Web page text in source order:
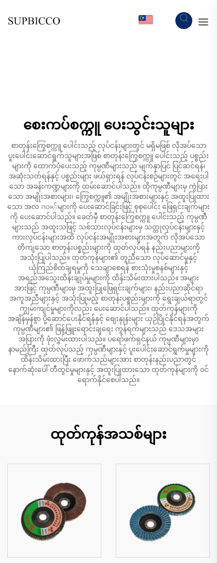
စေးကပ်စက္ကူ ပေးသွင်းသူများ
စာတုန်းကြွေစက္ကူ ပေါင်းသည့် လုပ်ငန်းများတွင် မရှိမဖြစ် လိုအပ်သော
ပူးပေါင်းဆောင်ရွက်သူများအဖြစ် စာတုန်းကြွေစက္ကူ ပေါင်းသည့် ပစ္စည်း
များကို ထောက်ပံ့ပေးသည့် ကုမ္ပဏီများသည် မျက်နှာပြင် ပြင်ဆင်ရန်၊
အဆုံးသတ်ရန်နှင့် ပစ္စည်းများ ဖယ်ရှားရန် လုပ်ငန်းစဉ်များတွင် အရေးပါ
သော အခန်းကဏ္ဍများကို ထမ်းဆောင်ပါသည်။ ထိုကုမ္ပဏီများမှ ကွဲပြား
သော အမျိုးအစားများ၊ ကြွေစက္ကူ၏ အမျိုးအစားများနှင့် အထူးပြုထား
သော အလ пок်များကို ပေးဆောင်ခြင်းဖြင့် စုစုပေါင်း ဖြေရှင်းချက်များ
ကို ပေးဆောင်ပါသည်။ ခေတ်မှီ စာတုန်းကြွေစက္ကူ ပေါင်းသည့် ကုမ္ပဏီ
များသည် အထူးသဖြင့် သစ်သားလုပ်ငန်းများမှ သတ္တုလုပ်ငန်းများနှင့်
ကားလုပ်ငန်းများအထိ လုပ်ငန်းအမျိုးအစားများအတွက် လိုအပ်သော
တိကျသော စာတုန်းပစ္စည်းများကို ထုတ်လုပ်ရန် နည်းပညာများကို
အသုံးပြုပါသည်။ ထုတ်ကုန်များ၏ တူညီသော လုပ်ဆောင်မှုနှင့်
ယုံကြည်စိတ်ချရမှုကို သေချာစေရန် စားသုံးမှုစနစ်များနှင့်
အရည်အသွေးထိန်းချုပ်မှုများကို ထိန်းသိမ်းထားပါသည်။ အများ
အားဖြင့် ကုမ္ပဏီများမှ အထူးပြုဖြေရှင်းချက်များ၊ နည်းပညာဆိုင်ရာ
အကူအညီများနှင့် အသုံးပြုမည့် စာတုန်းပစ္စည်းများကို ရွေးချယ်ရာတွင်
ကျွမ်းကျင်မှုများကိုလည်း ပေးဆောင်ပါသည်။ ထုတ်ကုန်များကို
အချိန်မှန်စွာ ပို့ဆောင်ပေးနိုင်ရန်နှင့် စျေးနှုန်းများ ယှဉ်ပြိုင်နိုင်ရန်အတွက်
ကုမ္ပဏီများ၏ ဖြန့်ဖြူးရောင်းချရေး ကွန်ရက်များသည် ဒေသအများ
အပြားကို ဖုံးလွှမ်းထားပါသည်။ ပရော်ဖက်ရှင်နယ် ကုမ္ပဏီများမှာ
နာမည်ကြီး ထုတ်လုပ်သည့် ကုမ္ပဏီများနှင့် ပူးပေါင်းဆောင်ရွက်မှုများကို
ထိန်းသိမ်းထားပြီး ဖောက်သည်များအား စာတုန်းနည်းပညာတွင်
နောက်ဆုံးပေါ် တီထွင်မှုများနှင့် အထူးပြုထားသော ထုတ်ကုန်များကို ဝင်
ရောက်နိုင်စေပါသည်။
ထုတ်ကုန်အသစ်များ